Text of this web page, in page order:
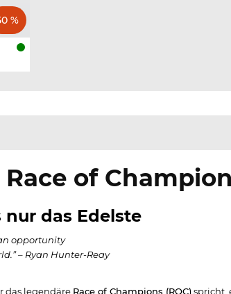
%
of
das Edelste
opportunity
– Ryan Hunter-Reay
das legendäre Race of Champions (ROC)spricht,